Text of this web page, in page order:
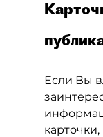
Если Вы